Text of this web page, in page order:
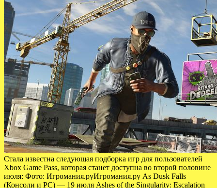
Стала известна следующая подборка игр для пользователей
Xbox Game Pass, которая станет доступна во второй половине
июля: Фото: Игромания.руИгромания.ру As Dusk Falls
(Консоли и PC) — 19 июля Ashes of the Singularity: Escalation